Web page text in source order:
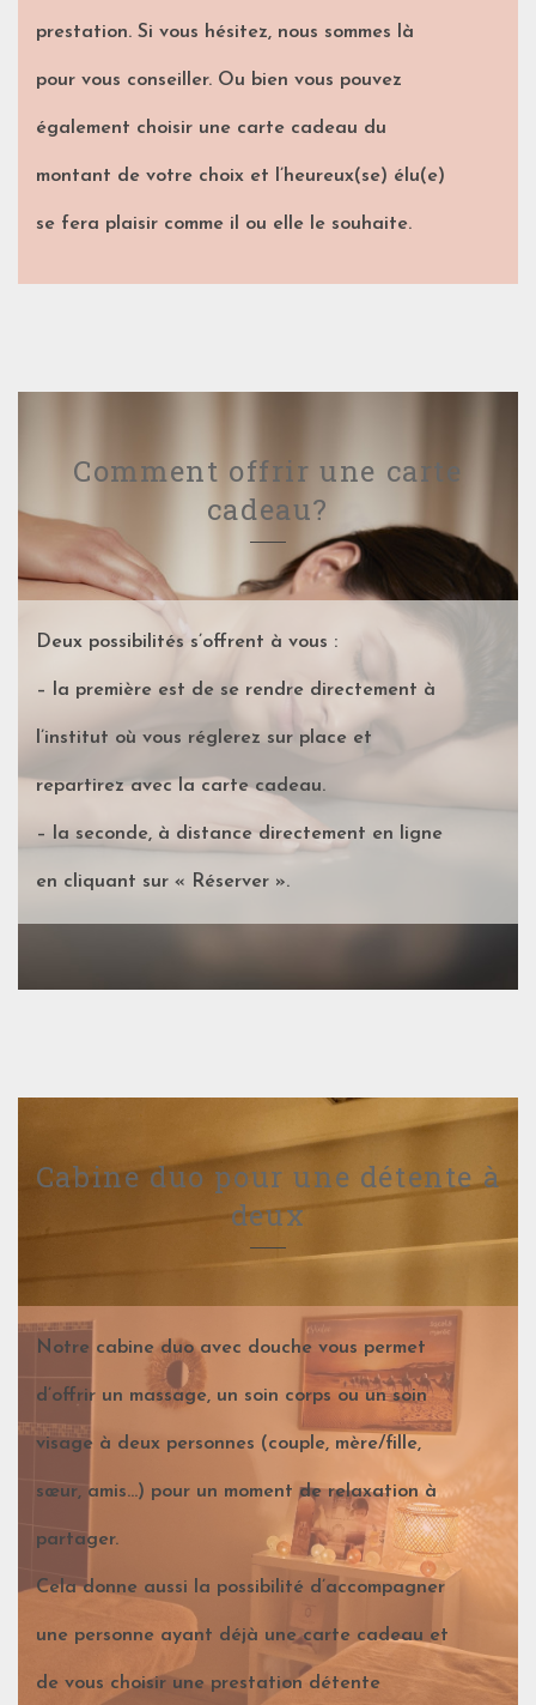
prestation. Si vous hésitez, nous sommes là
pour vous conseiller. Ou bien vous pouvez
également choisir une carte cadeau du
montant de votre choix et l’heureux(se) élu(e)
se fera plaisir comme il ou elle le souhaite.
Comment offrir une carte
cadeau?
Deux possibilités s’offrent à vous :
– la première est de se rendre directement à
l’institut où vous réglerez sur place et
repartirez avec la carte cadeau.
– la seconde, à distance directement en ligne
en cliquant sur « Réserver ».
Cabine duo pour une détente à
deux
Notre cabine duo avec douche vous permet
d’offrir un massage, un soin corps ou un soin
visage à deux personnes (couple, mère/fille,
sœur, amis…) pour un moment de relaxation à
partager.
Cela donne aussi la possibilité d’accompagner
une personne ayant déjà une carte cadeau et
de vous choisir une prestation détente